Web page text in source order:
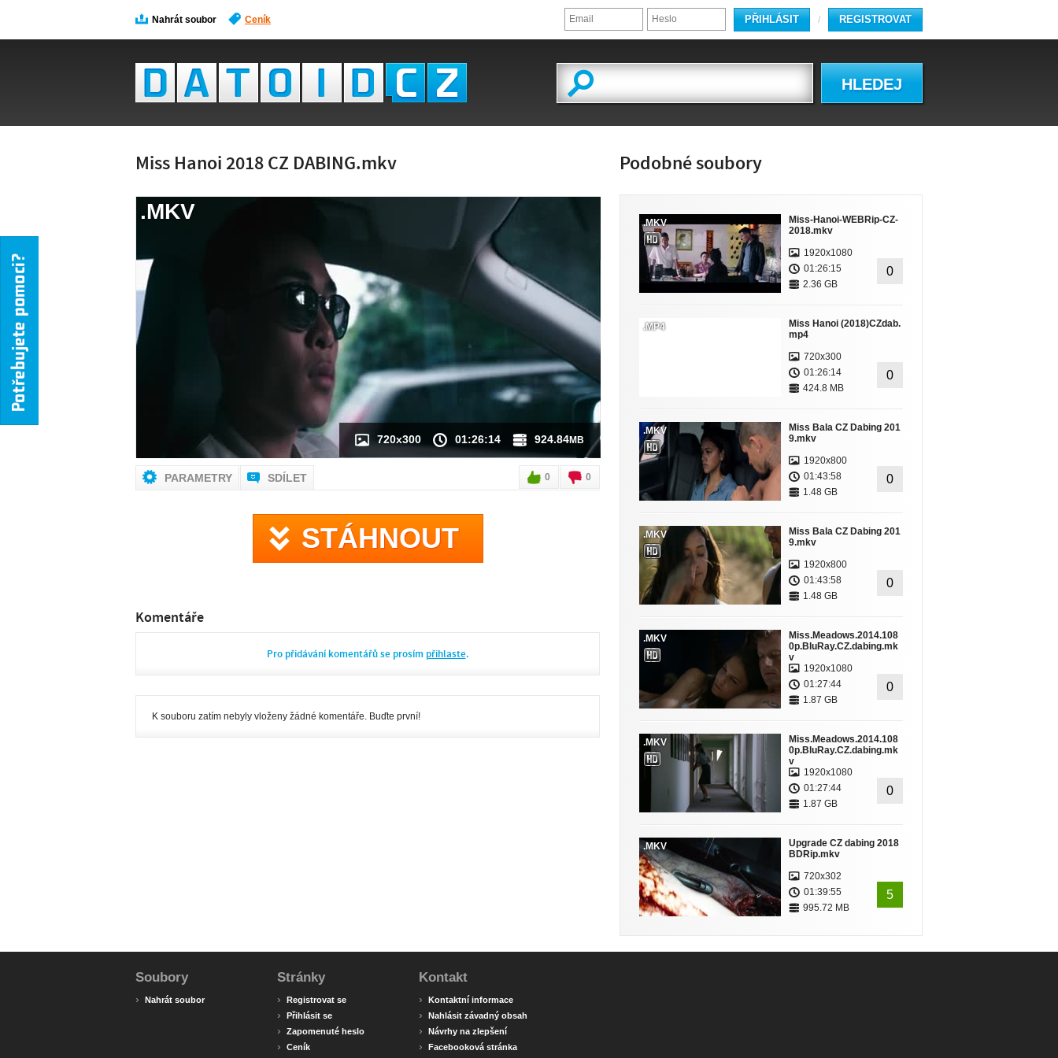
Nahrát soubor Ceník /
PŘIHLÁSIT REGISTROVAT
HLEDEJ
Miss Hanoi 2018 CZ DABING.mkv
NÁHLED VIDEA
NENÍ K DISPOZICI
720x300 01:26:14 924.84MB
.MKV
PARAMETRY SDÍLET 0 0
STÁHNOUT
Komentáře
Pro přidávání komentářů se prosím přihlaste.
K souboru zatím nebyly vloženy žádné komentáře. Buďte první!
Podobné soubory
.MKV
Miss-Hanoi-WEBRip-CZ-
2018.mkv
1920x1080
01:26:15
2.36 GB
0
.MP4
Miss Hanoi (2018)CZdab.
mp4
720x300
01:26:14
424.8 MB
0
.MKV
Miss Bala CZ Dabing 201
9.mkv
1920x800
01:43:58
1.48 GB
0
.MKV
Miss Bala CZ Dabing 201
9.mkv
1920x800
01:43:58
1.48 GB
0
.MKV
Miss.Meadows.2014.108
0p.BluRay.CZ.dabing.mk
v
1920x1080
01:27:44
1.87 GB
0
.MKV
Miss.Meadows.2014.108
0p.BluRay.CZ.dabing.mk
v
1920x1080
01:27:44
1.87 GB
0
.MKV
Upgrade CZ dabing 2018
BDRip.mkv
720x302
01:39:55
995.72 MB
5
Soubory
› Nahrát soubor
Stránky
› Registrovat se
› Přihlásit se
› Zapomenuté heslo
› Ceník
Kontakt
› Kontaktní informace
› Nahlásit závadný obsah
› Návrhy na zlepšení
› Facebooková stránka